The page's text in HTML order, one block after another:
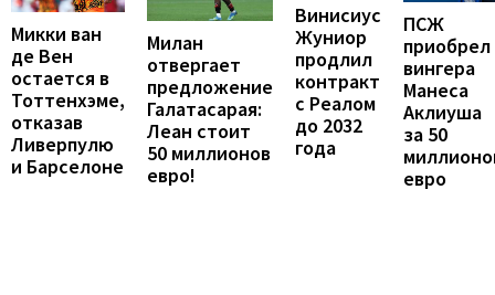
Микки ван
де Вен
остается в
Тоттенхэме,
отказав
Ливерпулю
и Барселоне
Милан
отвергает
предложение
Галатасарая:
Леан стоит
50 миллионов
евро!
Винисиус
Жуниор
продлил
контракт
с Реалом
до 2032
года
ПСЖ
приобрел
вингера
Манеса
Аклиуша
за 50
евро